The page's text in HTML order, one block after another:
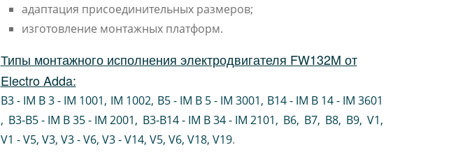
адаптация присоединительных размеров;
изготовление монтажных платформ.
Типы монтажного исполнения электродвигателя FW132M от
Electro Adda:
B3 - IM B 3 - IM 1001, IM 1002, B5 - IM B 5 - IM 3001, B14 - IM B 14 - IM 3601
, B3-B5 - IM B 35 - IM 2001, B3-B14 - IM B 34 - IM 2101, B6, B7, B8, B9, V1
V1 - V5, V3, V3 - V6, V3 - V14, V5, V6, V18, V19.